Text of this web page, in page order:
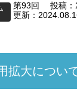
第93回 投稿：
更新：
拡大につい